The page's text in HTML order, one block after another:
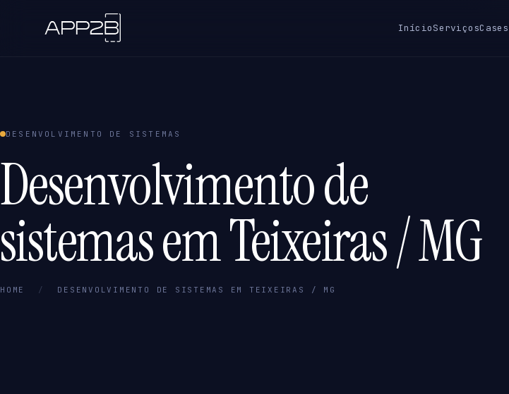
InícioServiçosCases
DESENVOLVIMENTO DE SISTEMAS
Desenvolvimento de
sistemas em Teixeiras / MG
HOME / DESENVOLVIMENTO DE SISTEMAS EM TEIXEIRAS / MG